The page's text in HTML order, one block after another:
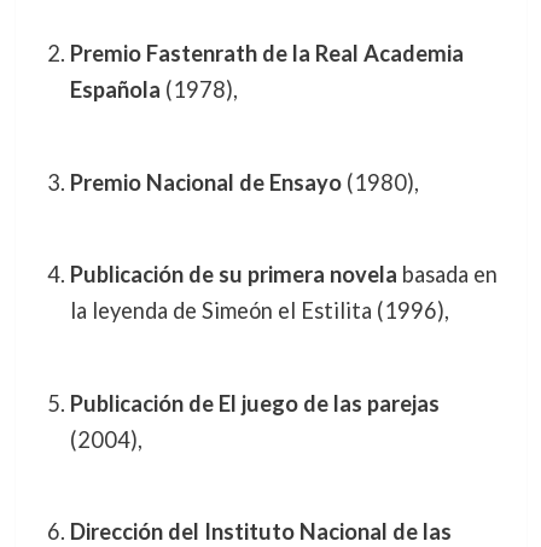
Premio Fastenrath de la Real Academia
Española (1978),
Premio Nacional de Ensayo(1980),
Publicación de su primera novela basada en
la leyenda de Simeón el Estilita (1996),
Publicación de El juego de las parejas
(2004),
Dirección del Instituto Nacional de las